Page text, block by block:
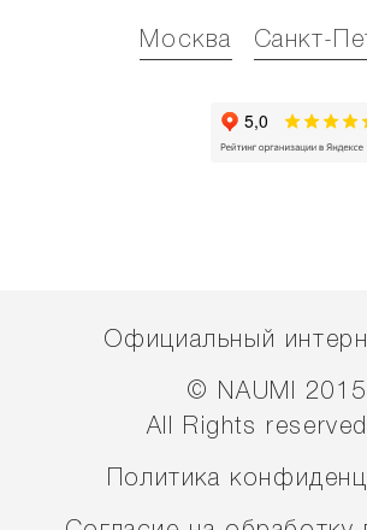
Москва Санкт-
Официальный
© NAUMI
All Rights
Политика